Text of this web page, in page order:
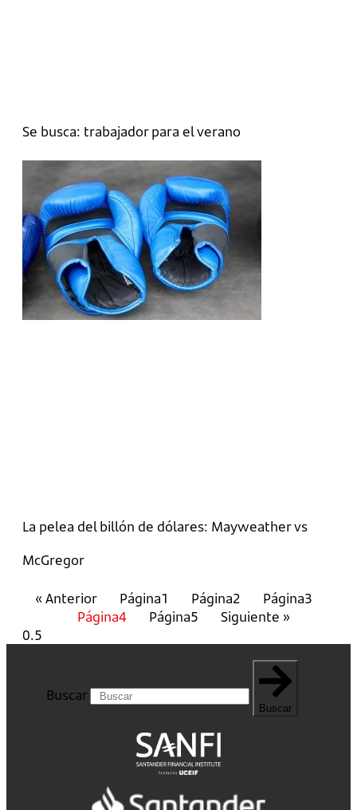
Se busca: trabajador para el verano
La pelea del billón de dólares: Mayweather vs
McGregor
« Anterior Página1 Página2 Página3
Página4 Página5 Siguiente »
Buscar
Buscar